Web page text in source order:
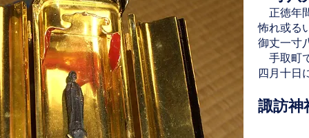
正徳年
怖れ或る
御丈一寸
手取町
四月十日
諏訪神